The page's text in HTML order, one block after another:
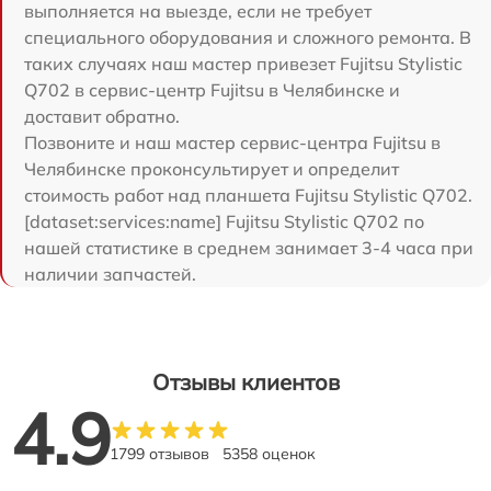
выполняется на выезде, если не требует
специального оборудования и сложного ремонта. В
таких случаях наш мастер привезет Fujitsu Stylistic
Q702 в сервис-центр Fujitsu в Челябинске и
доставит обратно.
Позвоните и наш мастер сервис-центра Fujitsu в
Челябинске проконсультирует и определит
стоимость работ над планшета Fujitsu Stylistic Q702.
[dataset:services:name] Fujitsu Stylistic Q702 по
нашей статистике в среднем занимает 3-4 часа при
наличии запчастей.
Отзывы клиентов
4.91799 отзывов 5358 оценок